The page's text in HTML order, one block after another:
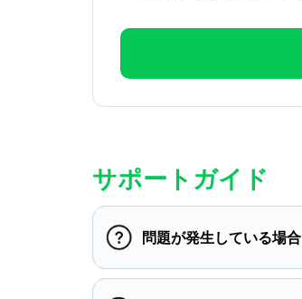
サポートガイド
問題が発生している場合